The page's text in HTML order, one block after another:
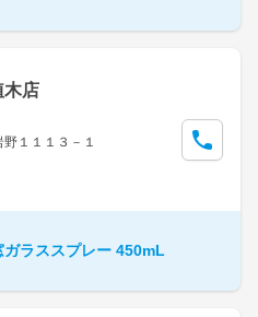
木店
１１１３－１
ラススプレー 450mL